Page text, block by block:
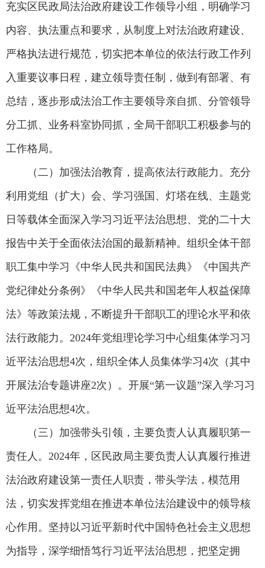
充实区民政局法治政府建设工作领导小组，明确学习
内容、执法重点和要求，从制度上对法治政府建设、
严格执法进行规范，切实把本单位的依法行政工作列
入重要议事日程，建立领导责任制，做到有部署、有
总结，逐步形成法治工作主要领导亲自抓、分管领导
分工抓、业务科室协同抓，全局干部职工积极参与的
工作格局。
（二）加强法治教育，提高依法行政能力。充分
利用党组（扩大）会、学习强国、灯塔在线、主题党
日等载体全面深入学习习近平法治思想、党的二十大
报告中关于全面依法治国的最新精神。组织全体干部
职工集中学习《中华人民共和国民法典》《中国共产
党纪律处分条例》《中华人民共和国老年人权益保障
法》等政策法规，不断提升干部职工的理论水平和依
法行政能力。2024年党组理论学习中心组集体学习习
近平法治思想4次，组织全体人员集体学习4次（其中
开展法治专题讲座2次）。开展“第一议题”深入学习习
近平法治思想4次。
（三）加强带头引领，主要负责人认真履职第一
责任人。2024年，区民政局主要负责人认真履行推进
法治政府建设第一责任人职责，带头学法，模范用
法，切实发挥党组在推进本单位法治建设中的领导核
心作用。坚持以习近平新时代中国特色社会主义思想
为指导，深学细悟笃行习近平法治思想，把坚定拥